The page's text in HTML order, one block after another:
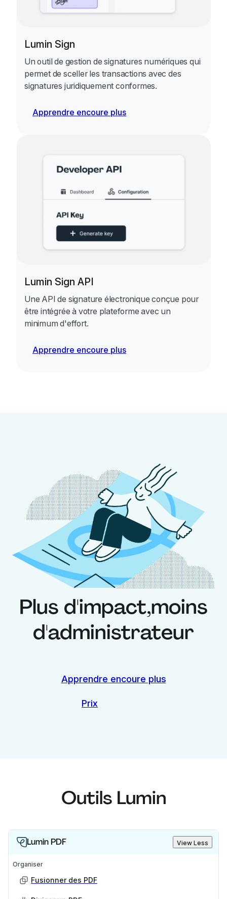
Lumin Sign
Un outil de gestion de signatures numériques qui
permet de sceller les transactions avec des
signatures juridiquement conformes.
Apprendre encoure plus
Lumin Sign API
Une API de signature électronique conçue pour
être intégrée à votre plateforme avec un
minimum d'effort.
Apprendre encoure plus
Plus d'impact,moins
d'administrateur
Apprendre encoure plus
Prix
Outils Lumin
Lumin PDF View Less
Organiser
Fusionner des PDF